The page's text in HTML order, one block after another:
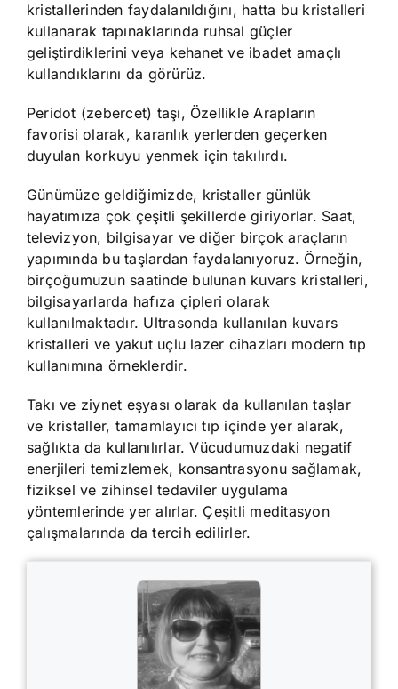
kristallerinden faydalanıldığını, hatta bu kristalleri
kullanarak tapınaklarında ruhsal güçler
geliştirdiklerini veya kehanet ve ibadet amaçlı
kullandıklarını da görürüz.
Peridot (zebercet) taşı, Özellikle Arapların
favorisi olarak, karanlık yerlerden geçerken
duyulan korkuyu yenmek için takılırdı.
Günümüze geldiğimizde, kristaller günlük
hayatımıza çok çeşitli şekillerde giriyorlar. Saat,
televizyon, bilgisayar ve diğer birçok araçların
yapımında bu taşlardan faydalanıyoruz. Örneğin,
birçoğumuzun saatinde bulunan kuvars kristalleri,
bilgisayarlarda hafıza çipleri olarak
kullanılmaktadır. Ultrasonda kullanılan kuvars
kristalleri ve yakut uçlu lazer cihazları modern tıp
kullanımına örneklerdir.
Takı ve ziynet eşyası olarak da kullanılan taşlar
ve kristaller, tamamlayıcı tıp içinde yer alarak,
sağlıkta da kullanılırlar. Vücudumuzdaki negatif
enerjileri temizlemek, konsantrasyonu sağlamak,
fiziksel ve zihinsel tedaviler uygulama
yöntemlerinde yer alırlar. Çeşitli meditasyon
çalışmalarında da tercih edilirler.